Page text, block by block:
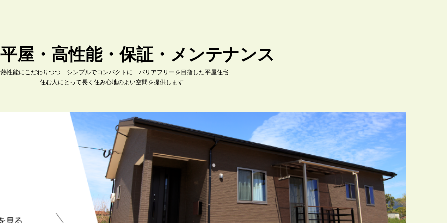
屋・高性能・保証・メンテナンス
性能にこだわりつつ シンプルでコンパクトに バリアフリーを目指した平屋住宅
住む人にとって長く住み心地のよい空間を提供します